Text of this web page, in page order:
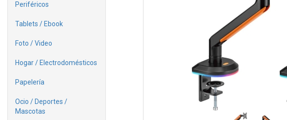
Periféricos
Tablets / Ebook
Foto / Video
Hogar / Electrodomésticos
Papelería
Ocio / Deportes /
Mascotas